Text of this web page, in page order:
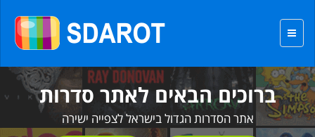
ברוכים הבאים לאתר סדרות
אתר הסדרות הגדול בישראל לצפייה ישירה